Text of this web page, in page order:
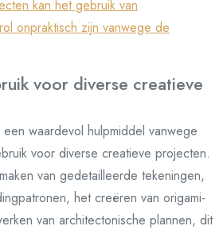
kan het gebruik van
onpraktisch zijn vanwege de
voor diverse creatieve
waardevol hulpmiddel vanwege
voor diverse creatieve projecten.
van gedetailleerde tekeningen,
het creëren van origami-
van architectonische plannen, dit